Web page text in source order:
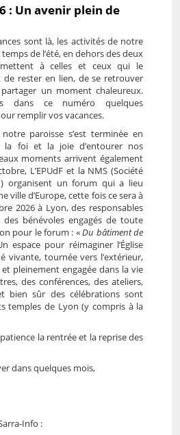
: Un avenir plein de
sont là, les activités de notre
de l’été, en dehors des deux
à celles et ceux qui le
rester en lien, de se retrouver
un moment chaleureux.
dans ce numéro quelques
remplir vos vacances.
paroisse s’est terminée en
la foi et la joie d’entourer nos
moments arrivent également
L’EPUdF et la NMS (Société
organisent un forum qui a lieu
ville d’Europe, cette fois ce sera à
2026 à Lyon, des responsables
des bénévoles engagés de toute
pour le forum : «Du bâtiment de
espace pour réimaginer l’Église
vivante, tournée vers l’extérieur,
et pleinement engagée dans la vie
des conférences, des ateliers,
bien sûr des célébrations sont
temples de Lyon (y compris à la
la rentrée et la reprise des
dans quelques mois,
Info :